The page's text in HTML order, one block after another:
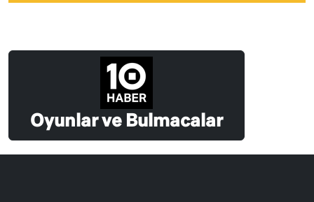
Oyunlar ve Bulmacalar